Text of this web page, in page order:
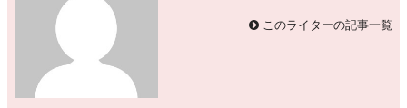
このライターの記事一覧